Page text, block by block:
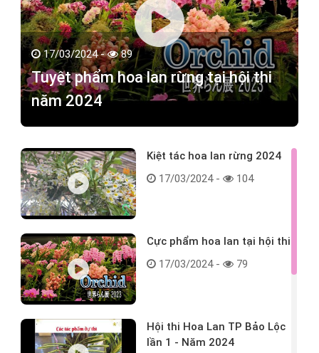
17/03/2024 - 89
Tuyệt phẩm hoa lan rừng tại hội thi
năm 2024
Kiệt tác hoa lan rừng 2024
17/03/2024 -
104
Cực phẩm hoa lan tại hội thi
17/03/2024 -
79
Hội thi Hoa Lan TP Bảo Lộc
lần 1 - Năm 2024